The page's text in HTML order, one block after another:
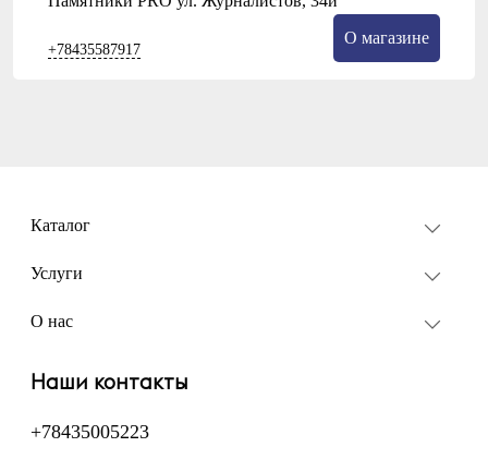
+78435587917
О магазине
Каталог
Услуги
О нас
Наши контакты
+78435005223